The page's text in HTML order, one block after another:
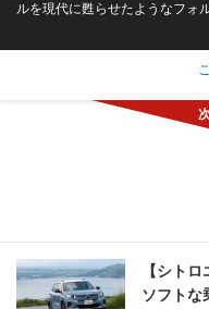
ルを現代に甦らせたようなフォ
【シト
ソフトな